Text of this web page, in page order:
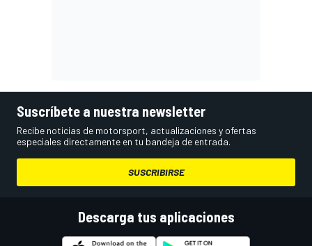
Suscríbete a nuestra newsletter
Recibe noticias de motorsport, actualizaciones y ofertas
especiales directamente en tu bandeja de entrada.
SUSCRIBIRSE
Descarga tus aplicaciones